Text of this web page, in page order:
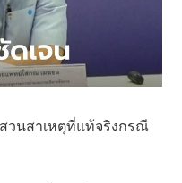
วนสาเหตุที่แท้จริงกรณี